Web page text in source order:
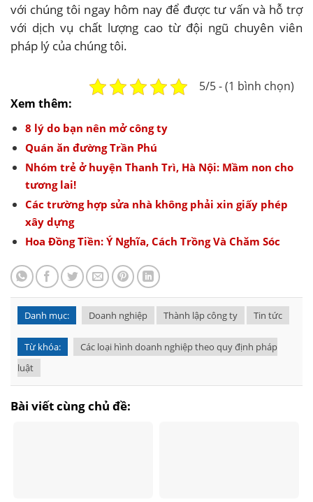
với chúng tôi ngay hôm nay để được tư vấn và hỗ trợ
với dịch vụ chất lượng cao từ đội ngũ chuyên viên
pháp lý của chúng tôi.
5/5 - (1 bình chọn)
Xem thêm:
8 lý do bạn nên mở công ty
Quán ăn đường Trần Phú
Nhóm trẻ ở huyện Thanh Trì, Hà Nội: Mầm non cho
tương lai!
Các trường hợp sửa nhà không phải xin giấy phép
xây dựng
Hoa Đồng Tiền: Ý Nghĩa, Cách Trồng Và Chăm Sóc
Danh mục: Doanh nghiệp Thành lập công ty Tin tức
Từ khóa:
Các loại hình doanh nghiệp theo quy định pháp
luật
Bài viết cùng chủ đề: